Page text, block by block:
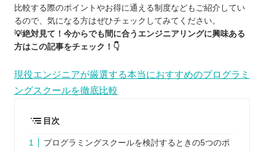
比較する際のポイントやお得に通える制度などもご紹介してい
るので、気になる方はぜひチェックしてみてください。
💡絶対見て！今からでも間に合うエンジニアリングに興味ある
方はこの記事をチェック！👇
現役エンジニアが厳選する本当におすすめのプログラミ
ングスクールを徹底比較
目次
プログラミングスクールを検討するときの5つのポ